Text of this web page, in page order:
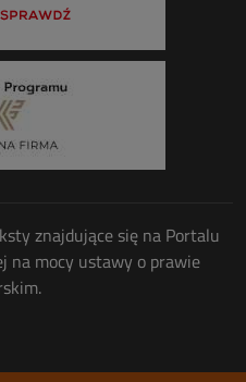
znajdujące się na Portalu
na mocy ustawy o prawie